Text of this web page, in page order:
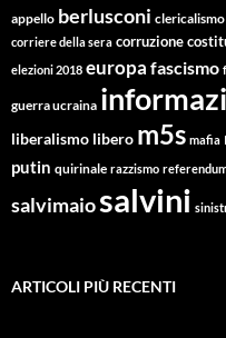
appello berlusconi clericalismo
corriere della sera corruzione
elezioni 2018 europa fascismo
guerra ucraina
liberalismo libero m5s mafia
putin quirinale razzismo
salvimaiosalvini
ARTICOLI PIÙ RECENTI